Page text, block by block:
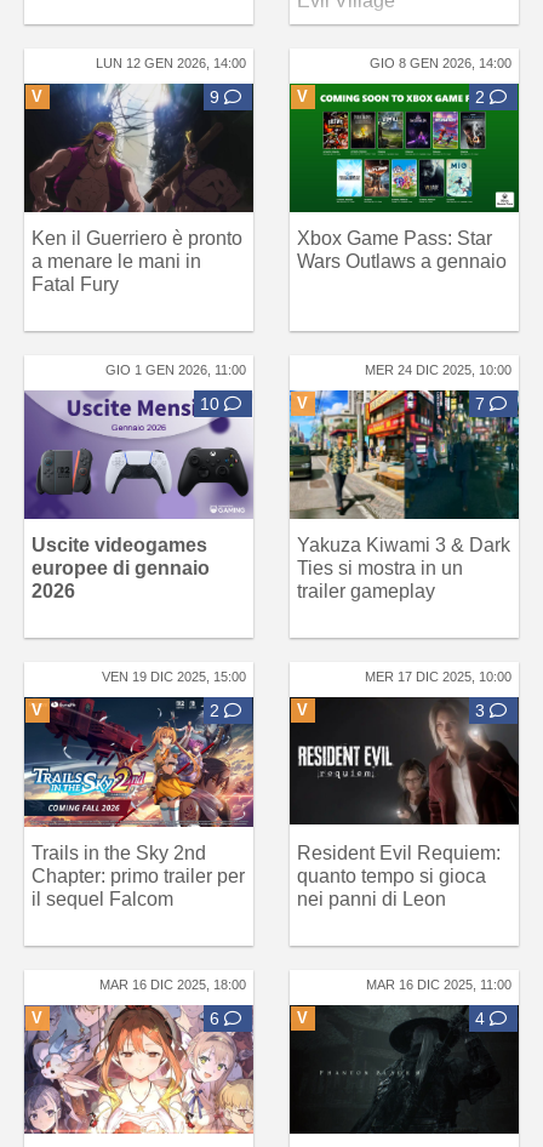
LUN 12 GEN 2026, 14:00
V 9
Ken il Guerriero è pronto
a menare le mani in
Fatal Fury
GIO 8 GEN 2026, 14:00
V 2
Xbox Game Pass: Star
Wars Outlaws a gennaio
GIO 1 GEN 2026, 11:00
10
Uscite videogames
europee di gennaio
2026
MER 24 DIC 2025, 10:00
V 7
Yakuza Kiwami 3 & Dark
Ties si mostra in un
trailer gameplay
VEN 19 DIC 2025, 15:00
V 2
Trails in the Sky 2nd
Chapter: primo trailer per
il sequel Falcom
MER 17 DIC 2025, 10:00
V 3
Resident Evil Requiem:
quanto tempo si gioca
nei panni di Leon
MAR 16 DIC 2025, 18:00
V 6
MAR 16 DIC 2025, 11:00
V 4